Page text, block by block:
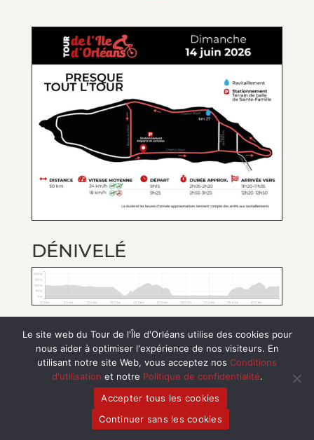
DÉNIVELÉ
VOIR LE PARCOURS EN PDF
JE VEUX M'INSCRIRE
Le site web du Tour de l'Île d'Orléans utilise des cookies pour
nous aider à optimiser l'expérience de nos visiteurs. En
utilisant notre site Web, vous acceptez nos Conditions
d'utilisation et notre Politique de confidentialité.
Accepter tous les cookies
Continuer sans les cookies